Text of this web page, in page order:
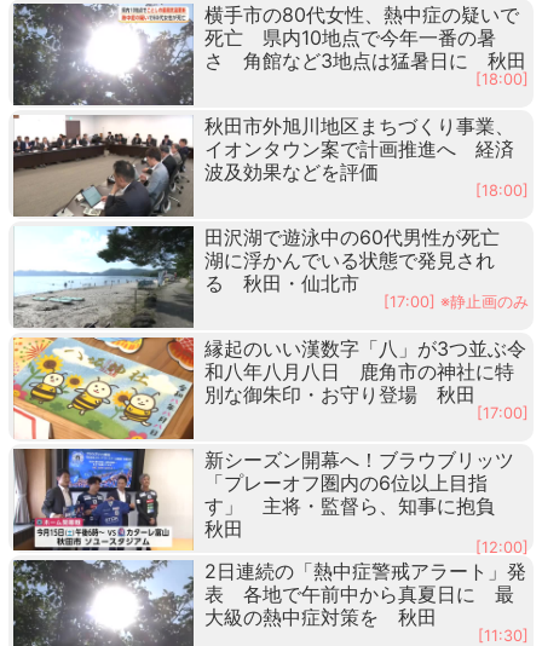
横手市の80代女性、熱中症の疑いで
死亡 県内10地点で今年一番の暑
さ 角館など3地点は猛暑日に 秋田
[18:00]
秋田市外旭川地区まちづくり事業、
イオンタウン案で計画推進へ 経済
波及効果などを評価
[18:00]
田沢湖で遊泳中の60代男性が死亡
湖に浮かんでいる状態で発見され
る 秋田・仙北市
[17:00] ※静止画のみ
縁起のいい漢数字「八」が3つ並ぶ令
和八年八月八日 鹿角市の神社に特
別な御朱印・お守り登場 秋田
[17:00]
新シーズン開幕へ！ブラウブリッツ
「プレーオフ圏内の6位以上目指
す」 主将・監督ら、知事に抱負
秋田
[12:00]
2日連続の「熱中症警戒アラート」発
表 各地で午前中から真夏日に 最
大級の熱中症対策を 秋田
[11:30]